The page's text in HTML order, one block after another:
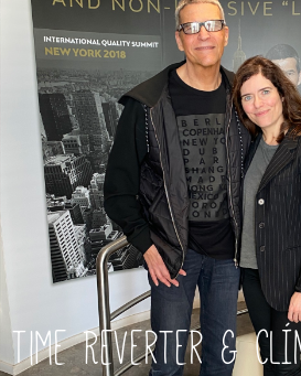
Time Reverter &